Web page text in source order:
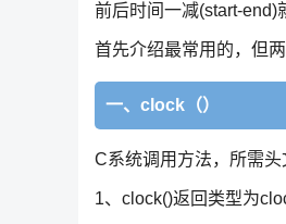
前后时间一减(start-end)
首先介绍最常用的，但
一、clock（）
C系统调用方法，所需
1、clock()返回类型为